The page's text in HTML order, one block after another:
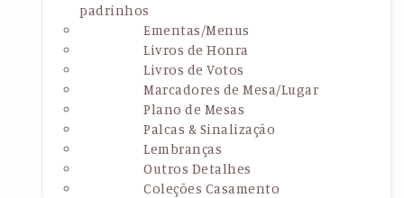
padrinhos
Ementas/Menus
Livros de Honra
Livros de Votos
Marcadores de Mesa/Lugar
Plano de Mesas
Palcas & Sinalização
Lembranças
Outros Detalhes
Coleções Casamento